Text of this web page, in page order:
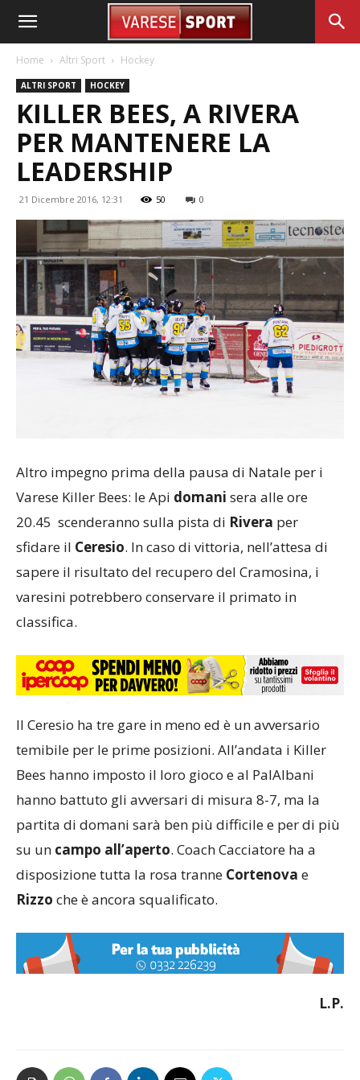
Home Altri Sport Hockey
ALTRI SPORT HOCKEY
KILLER BEES, A RIVERA
PER MANTENERE LA
LEADERSHIP
21 Dicembre 2016, 12:31 50 0
Altro impegno prima della pausa di Natale per i
Varese Killer Bees: le Api domani sera alle ore
20.45 scenderanno sulla pista di Rivera per
sfidare il Ceresio. In caso di vittoria, nell’attesa di
sapere il risultato del recupero del Cramosina, i
varesini potrebbero conservare il primato in
classifica.
Il Ceresio ha tre gare in meno ed è un avversario
temibile per le prime posizioni. All’andata i Killer
Bees hanno imposto il loro gioco e al PalAlbani
hanno battuto gli avversari di misura 8-7, ma la
partita di domani sarà ben più difficile e per di più
su un campo all’aperto. Coach Cacciatore ha a
disposizione tutta la rosa tranne Cortenova e
Rizzo che è ancora squalificato.
L.P.